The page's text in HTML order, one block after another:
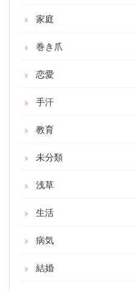
家庭
巻き爪
恋愛
手汗
教育
未分類
浅草
生活
病気
結婚